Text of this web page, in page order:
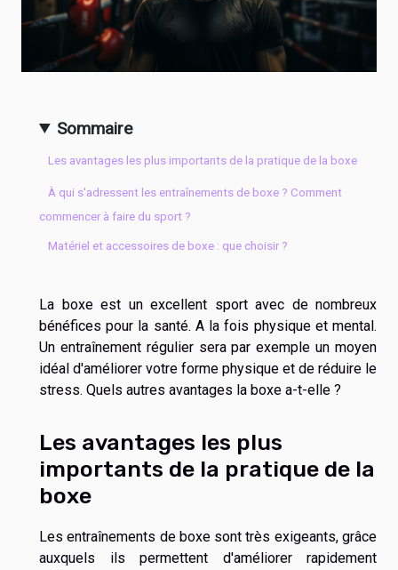
Sommaire
Les avantages les plus importants de la pratique de la boxe
À qui s'adressent les entraînements de boxe ? Comment
commencer à faire du sport ?
Matériel et accessoires de boxe : que choisir ?
La boxe est un excellent sport avec de nombreux
bénéfices pour la santé. A la fois physique et mental.
Un entraînement régulier sera par exemple un moyen
idéal d'améliorer votre forme physique et de réduire le
stress. Quels autres avantages la boxe a-t-elle ?
Les avantages les plus
importants de la pratique de la
boxe
Les entraînements de boxe sont très exigeants, grâce
auxquels ils permettent d'améliorer rapidement